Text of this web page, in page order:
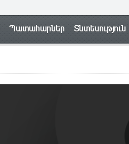
Պատահարներ Տնտեսություն